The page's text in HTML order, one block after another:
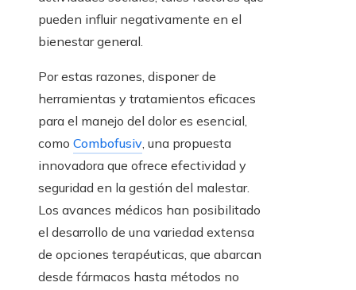
pueden influir negativamente en el
bienestar general.
Por estas razones, disponer de
herramientas y tratamientos eficaces
para el manejo del dolor es esencial,
como Combofusiv, una propuesta
innovadora que ofrece efectividad y
seguridad en la gestión del malestar.
Los avances médicos han posibilitado
el desarrollo de una variedad extensa
de opciones terapéuticas, que abarcan
desde fármacos hasta métodos no